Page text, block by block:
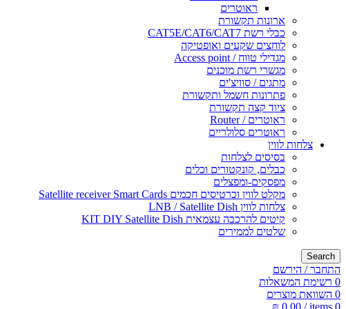
ראוטרים
ארונות תקשורת
כבלי רשת CAT5E/CAT6/CAT7
לוחצים שקעים ואופטיקה
מגדילי טווח / Access point
מגשרי רשת מוכנים
מתגים / סוויצ'ים
פתרונות חשמל ותקשורת
ציוד קצה תקשורת
ראוטרים / Router
ראוטרים סלולריים
צלחות לווין
בסיסים לצלחות
כבלים, קונקטורים וכלים
מפסקים-ומפצלים
מקלט לווין וכרטיסים חכמים Satellite receiver Smart Cards
צלחות לווין LNB / Satellite Dish
קיטים להרכבה עצמאית KIT DIY Satellite Dish
שלטים לממירים
Search
התחבר / הירשם
0 רשימת המשאלות
0 השוואת מוצרים
0
items
/
₪ 0.00